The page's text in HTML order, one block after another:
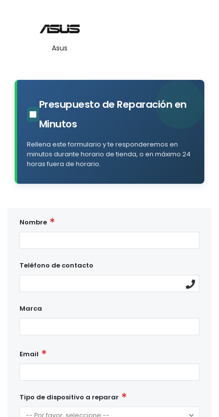
Asus
■ Presupuesto de Reparación en
Minutos
Rellena este formulario y te responderemos en
minutos durante horario de tienda, o en máximo 24
horas fuera de horario.
Nombre
Teléfono de contacto
Marca
Email
Tipo de dispositivo a reparar